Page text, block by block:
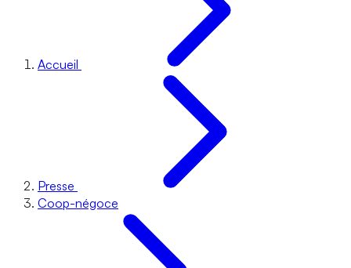
Accueil
Presse
Coop-négoce